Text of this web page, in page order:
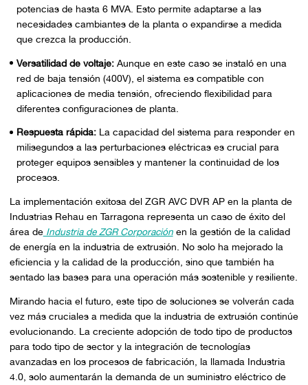
potencias de hasta 6 MVA. Esto permite adaptarse a las
necesidades cambiantes de la planta o expandirse a medida
que crezca la producción.
Versatilidad de voltaje:Aunque en este caso se instaló en una
red de baja tensión (400V), el sistema es compatible con
aplicaciones de media tensión, ofreciendo flexibilidad para
diferentes configuraciones de planta.
Respuesta rápida:La capacidad del sistema para responder en
milisegundos a las perturbaciones eléctricas es crucial para
proteger equipos sensibles y mantener la continuidad de los
procesos.
La implementación exitosa del ZGR AVC DVR AP en la planta de
Industrias Rehau en Tarragona representa un caso de éxito del
área deIndustria de ZGR Corporaciónen la gestión de la calidad
de energía en la industria de extrusión. No solo ha mejorado la
eficiencia y la calidad de la producción, sino que también ha
sentado las bases para una operación más sostenible y resiliente.
Mirando hacia el futuro, este tipo de soluciones se volverán cada
vez más cruciales a medida que la industria de extrusión continúe
evolucionando. La creciente adopción de todo tipo de productos
para todo tipo de sector y la integración de tecnologías
avanzadas en los procesos de fabricación, la llamada Industria
4.0, solo aumentarán la demanda de un suministro eléctrico de